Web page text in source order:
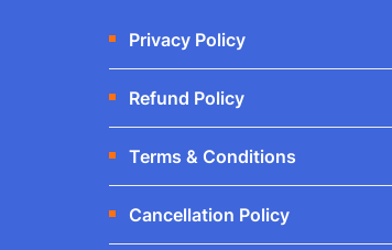
Privacy Policy
Refund Policy
Terms & Conditions
Cancellation Policy